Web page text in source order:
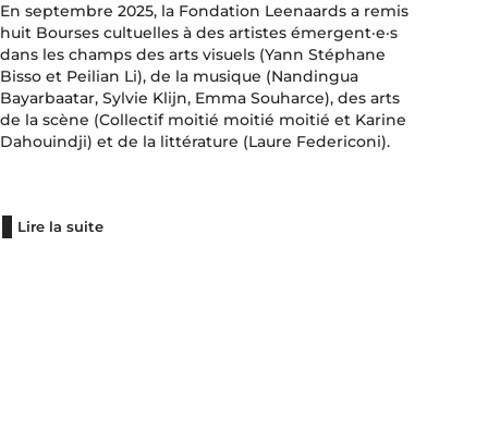
En septembre 2025, la Fondation Leenaards a remis
huit Bourses cultuelles à des artistes émergent·e·s
dans les champs des arts visuels (Yann Stéphane
Bisso et Peilian Li), de la musique (Nandingua
Bayarbaatar, Sylvie Klijn, Emma Souharce), des arts
de la scène (Collectif moitié moitié moitié et Karine
Dahouindji) et de la littérature (Laure Federiconi).
Lire la suite